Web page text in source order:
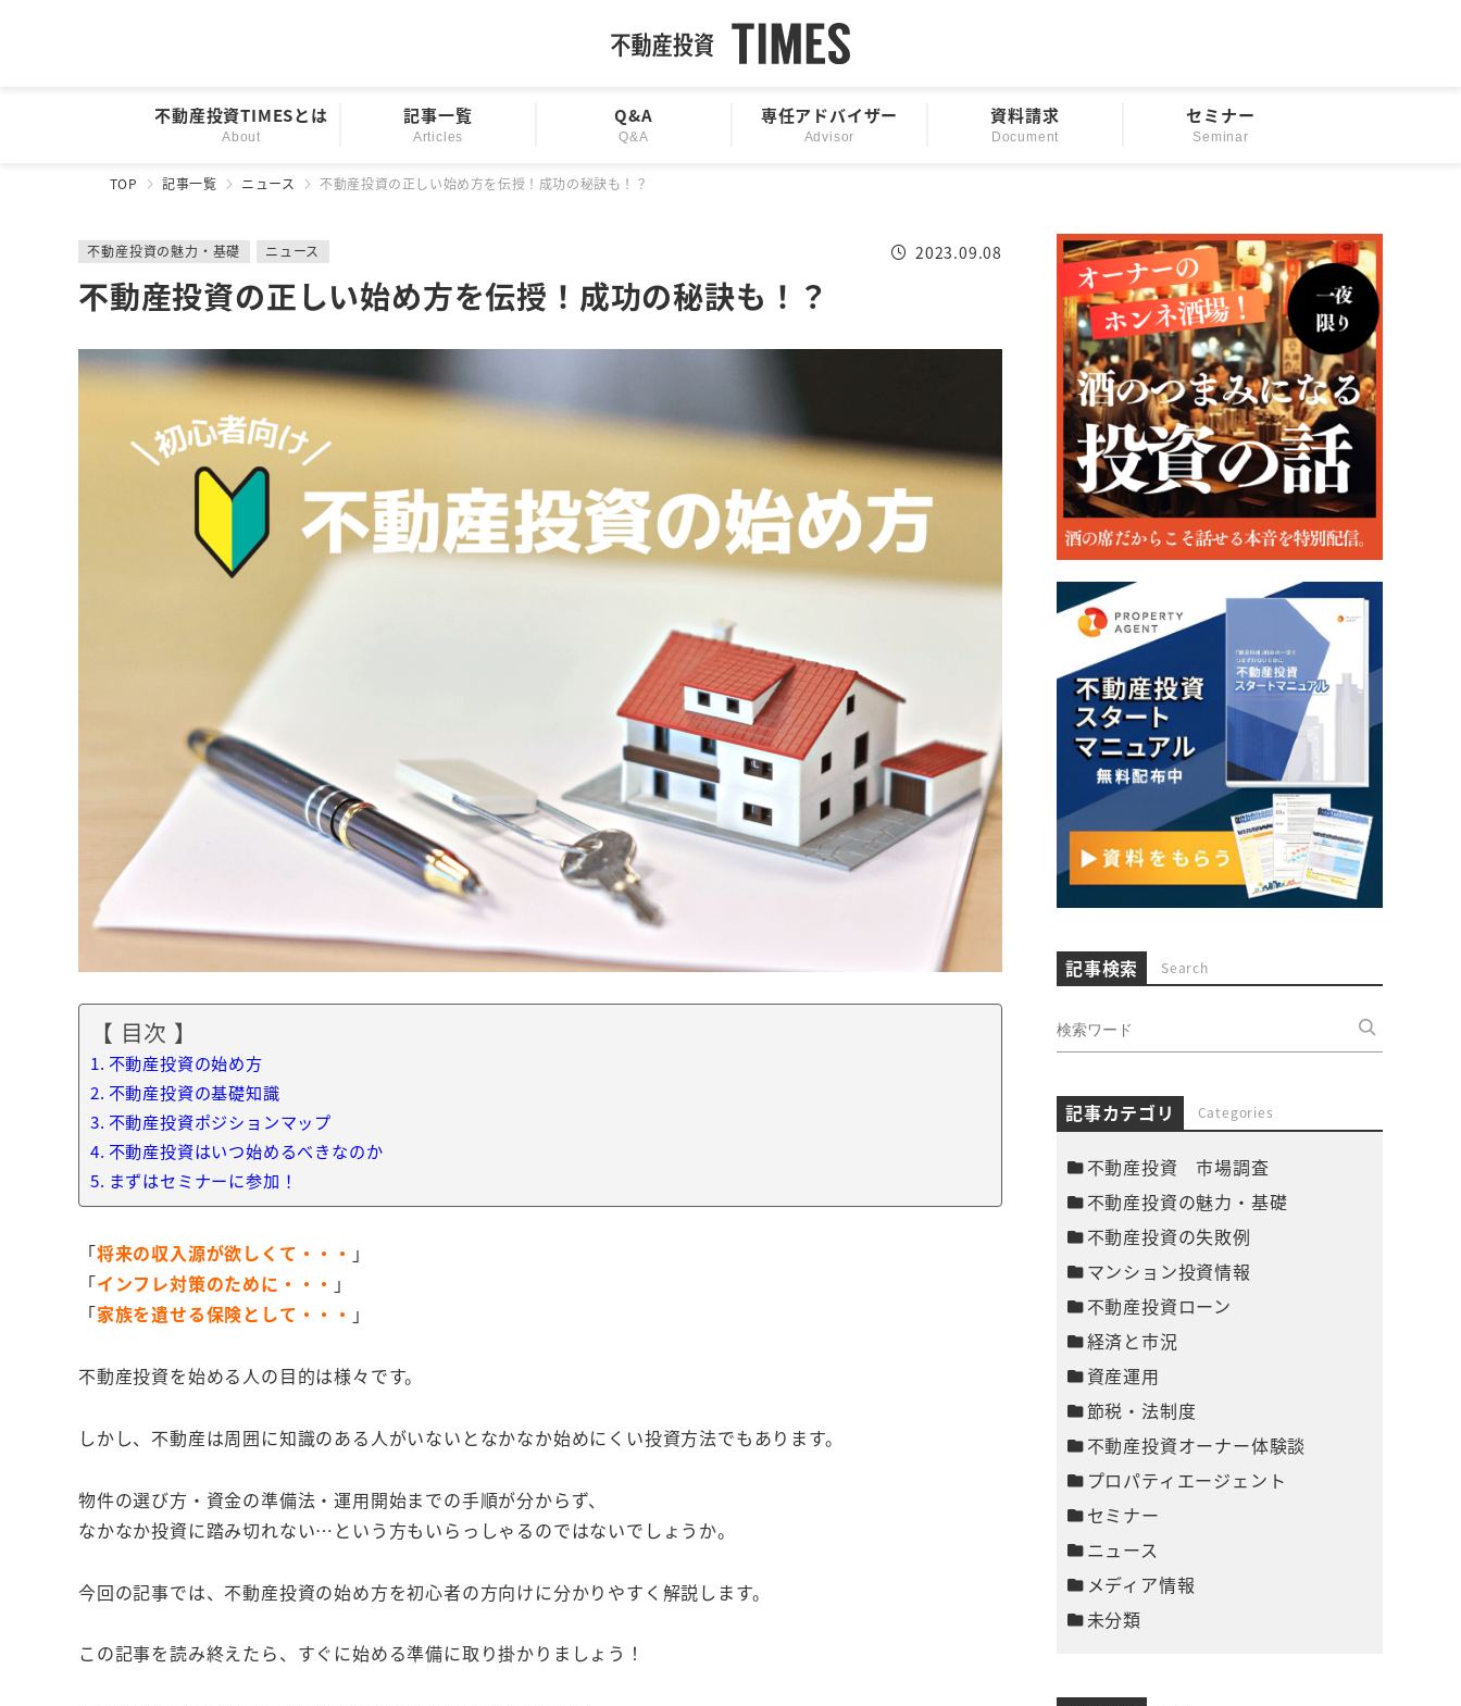
不動産投資TIMESとは
About
記事一覧
Articles
Q&A
Q&A
専任アドバイザー
Advisor
資料請求
Document
セミナー
Seminar
TOP 記事一覧 ニュース 不動産投資の正しい始め方を伝授！成功の秘訣も！？
不動産投資の魅力・基礎 ニュース 2023.09.08
不動産投資の正しい始め方を伝授！成功の秘訣も！？
【 目次 】
不動産投資の始め方
不動産投資の基礎知識
不動産投資ポジションマップ
不動産投資はいつ始めるべきなのか
まずはセミナーに参加！
「将来の収入源が欲しくて・・・ 」
「インフレ対策のために・・・ 」
「家族を遺せる保険として・・・ 」
不動産投資を始める人の目的は様々です。
しかし、不動産は周囲に知識のある人がいないとなかなか始めにくい投資方法でもあります。
物件の選び方・資金の準備法・運用開始までの手順が分からず、
なかなか投資に踏み切れない…という方もいらっしゃるのではないでしょうか。
今回の記事では、不動産投資の始め方を初心者の方向けに分かりやすく解説します。
この記事を読み終えたら、すぐに始める準備に取り掛かりましょう！
記事検索 Search
記事カテゴリ Categories
不動産投資 市場調査
不動産投資の魅力・基礎
不動産投資の失敗例
マンション投資情報
不動産投資ローン
経済と市況
資産運用
節税・法制度
不動産投資オーナー体験談
プロパティエージェント
セミナー
ニュース
メディア情報
未分類